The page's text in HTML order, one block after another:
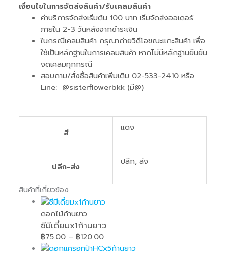
เงื่อนไขในการจัดส่งสินค้า/รับเคลมสินค้า
ค่าบริการจัดส่งเริ่มต้น 100 บาท เริ่มจัดส่งออเดอร์
ภายใน 2-3 วันหลังจากชำระเงิน
ในกรณีเคลมสินค้า กรุณาถ่ายวิดีโอขณะแกะสินค้า เพื่อ
ใช้เป็นหลักฐานในการเคลมสินค้า หากไม่มีหลักฐานยืนยัน
งดเคลมทุกกรณี
สอบถาม/สั่งซื้อสินค้าเพิ่มเติม 02-533-2410 หรือ
Line: @sisterflowerbkk (มี@)
สี แดง
ปลีก-ส่ง ปลีก, ส่ง
สินค้าที่เกี่ยวข้อง
ดอกไม้ก้านยาว
ซีมีเดี๋ยมx1ก้านยาว
฿75.00 – ฿120.00